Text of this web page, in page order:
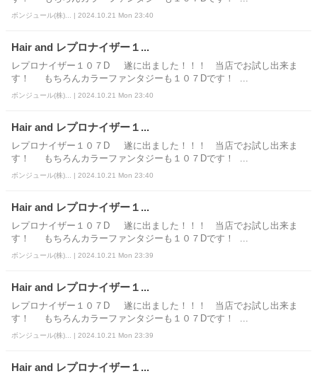
ボンジュール(株)... | 2024.10.21 Mon 23:40
Hair and レプロナイザー１...
レプロナイザー１０７D 遂に出ました！！！ 当店でお試し出来ま
す！ もちろんカラーファンタジーも１０７Dです！ ...
ボンジュール(株)... | 2024.10.21 Mon 23:40
Hair and レプロナイザー１...
レプロナイザー１０７D 遂に出ました！！！ 当店でお試し出来ま
す！ もちろんカラーファンタジーも１０７Dです！ ...
ボンジュール(株)... | 2024.10.21 Mon 23:40
Hair and レプロナイザー１...
レプロナイザー１０７D 遂に出ました！！！ 当店でお試し出来ま
す！ もちろんカラーファンタジーも１０７Dです！ ...
ボンジュール(株)... | 2024.10.21 Mon 23:39
Hair and レプロナイザー１...
レプロナイザー１０７D 遂に出ました！！！ 当店でお試し出来ま
す！ もちろんカラーファンタジーも１０７Dです！ ...
ボンジュール(株)... | 2024.10.21 Mon 23:39
Hair and レプロナイザー１...